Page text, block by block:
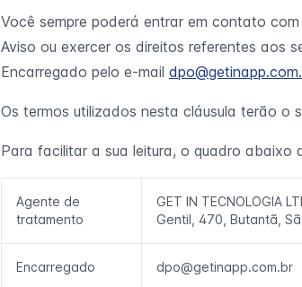
Você sempre poderá entrar em contato
Aviso ou exercer os direitos referentes aos
Encarregado pelo e-mail
Os termos utilizados nesta cláusula terão o
Para facilitar a sua leitura, o quadro abaixo
Agente de
tratamento
GET IN TECNOLOGIA
Gentil, 470, Butantã,
Encarregado dpo@getinapp.com.br